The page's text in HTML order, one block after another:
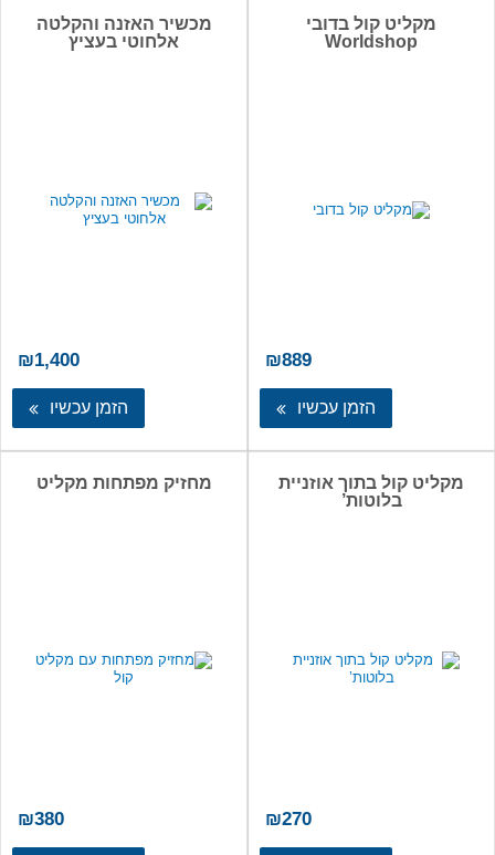
מקליט קול בדובי
Worldshop
₪889
הזמן עכשיו
מכשיר האזנה והקלטה
אלחוטי בעציץ
₪1,400
הזמן עכשיו
מקליט קול בתוך אוזניית
בלוטות’
₪270
מחזיק מפתחות מקליט
₪380